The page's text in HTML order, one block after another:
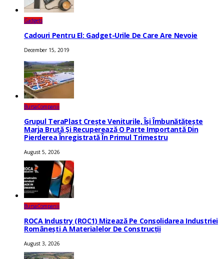
Gadgets
Cadouri Pentru El: Gadget-Urile De Care Are Nevoie
December 15, 2019
BursaCompanii
Grupul TeraPlast Crește Veniturile, Își Îmbunătățește
Marja Brută Și Recuperează O Parte Importantă Din
Pierderea Înregistrată În Primul Trimestru
August 5, 2026
BursaCompanii
ROCA Industry (ROC1) Mizează Pe Consolidarea Industriei
Românești A Materialelor De Construcții
August 3, 2026